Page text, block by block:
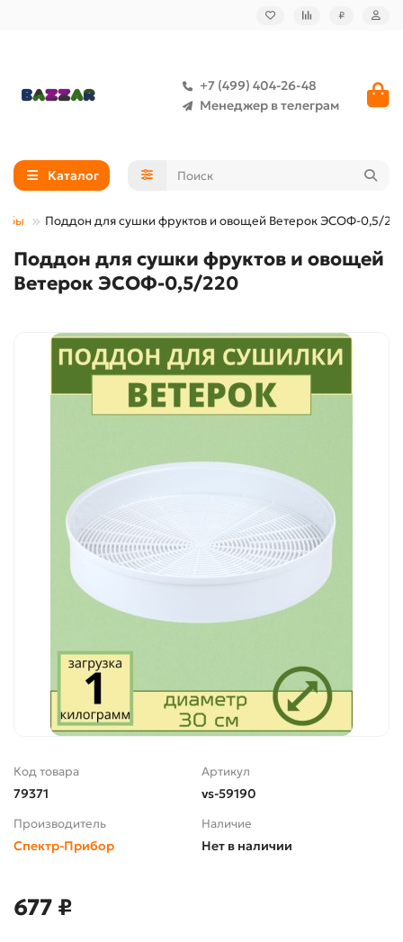
₽
+7 (499) 404-26-48
Менеджер в телеграм
Каталог
Поддон для сушки фруктов и овощей Ветерок ЭСОФ-0,5/
Поддон для сушки фруктов и овощей
Ветерок ЭСОФ-0,5/220
Код товара
79371
Артикул
vs-59190
Производитель
Спектр-Прибор
Наличие
Нет в наличии
677 ₽